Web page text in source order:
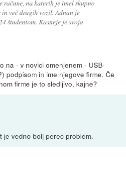
račune, na katerih je imel skupno
več dragih vozil. Adnan je
študentom. Kasneje je svoja
na - v novici omenjenem - USB-
podpisom in ime njegove firme. Če
firme je to sledljivo, kajne?
je vedno bolj perec problem.